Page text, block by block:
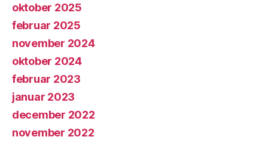
oktober 2025
februar 2025
november 2024
oktober 2024
februar 2023
januar 2023
december 2022
november 2022